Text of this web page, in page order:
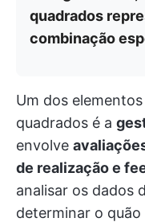
quadrados
combinação
Um dos
quadrados é a
envolve
de realização e
analisar os dados
determinar o